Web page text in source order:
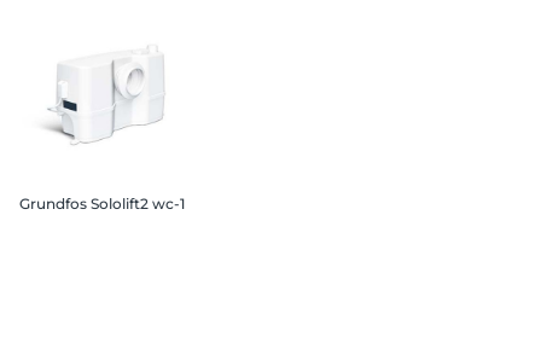
Grundfos Sololift2 wc-1